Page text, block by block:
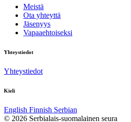
Meistä
Ota yhteyttä
Jäsenyys
Vapaaehtoiseksi
Yhteystiedot
Yhteystiedot
Kieli
English Finnish Serbian
© 2026 Serbialais-suomalainen seura